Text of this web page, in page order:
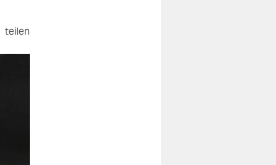
teilen